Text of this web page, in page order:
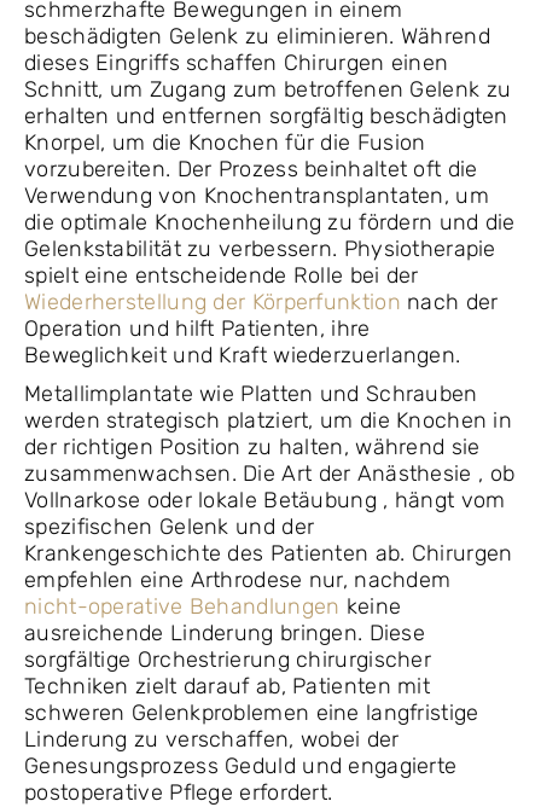
schmerzhafte Bewegungen in einem
beschädigten Gelenk zu eliminieren. Während
dieses Eingriffs schaffen Chirurgen einen
Schnitt, um Zugang zum betroffenen Gelenk zu
erhalten und entfernen sorgfältig beschädigten
Knorpel, um die Knochen für die Fusion
vorzubereiten. Der Prozess beinhaltet oft die
Verwendung von Knochentransplantaten, um
die optimale Knochenheilung zu fördern und die
Gelenkstabilität zu verbessern. Physiotherapie
spielt eine entscheidende Rolle bei der
Wiederherstellung der Körperfunktion nach der
Operation und hilft Patienten, ihre
Beweglichkeit und Kraft wiederzuerlangen.
Metallimplantate wie Platten und Schrauben
werden strategisch platziert, um die Knochen in
der richtigen Position zu halten, während sie
zusammenwachsen. Die Art der Anästhesie , ob
Vollnarkose oder lokale Betäubung , hängt vom
spezifischen Gelenk und der
Krankengeschichte des Patienten ab. Chirurgen
empfehlen eine Arthrodese nur, nachdem
nicht-operative Behandlungen keine
ausreichende Linderung bringen. Diese
sorgfältige Orchestrierung chirurgischer
Techniken zielt darauf ab, Patienten mit
schweren Gelenkproblemen eine langfristige
Linderung zu verschaffen, wobei der
Genesungsprozess Geduld und engagierte
postoperative Pflege erfordert.